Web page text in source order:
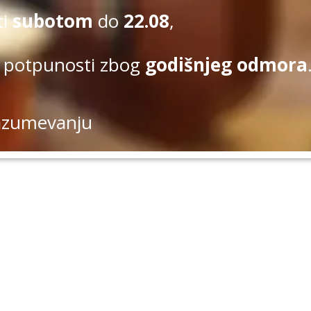
subotomdo 22.08,
zbog godišnjeg odmora